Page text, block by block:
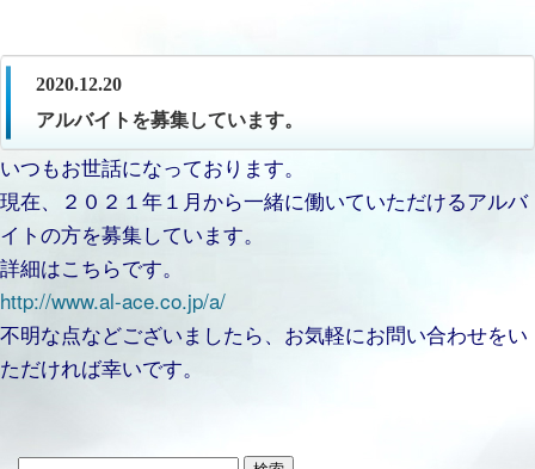
2020.12.20
アルバイトを募集しています。
いつもお世話になっております。
現在、２０２１年１月から一緒に働いていただけるアルバ
イトの方を募集しています。
詳細はこちらです。
http://www.al-ace.co.jp/a/
不明な点などございましたら、お気軽にお問い合わせをい
ただければ幸いです。